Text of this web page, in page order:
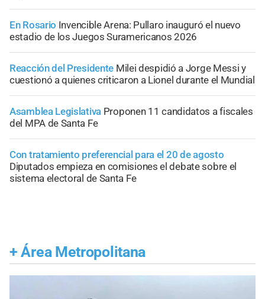
En Rosario Invencible Arena: Pullaro inauguró el nuevo
estadio de los Juegos Suramericanos 2026
Reacción del Presidente Milei despidió a Jorge Messi y
cuestionó a quienes criticaron a Lionel durante el Mundial
Asamblea Legislativa Proponen 11 candidatos a fiscales
del MPA de Santa Fe
Con tratamiento preferencial para el 20 de agosto
Diputados empieza en comisiones el debate sobre el
sistema electoral de Santa Fe
+ Área Metropolitana